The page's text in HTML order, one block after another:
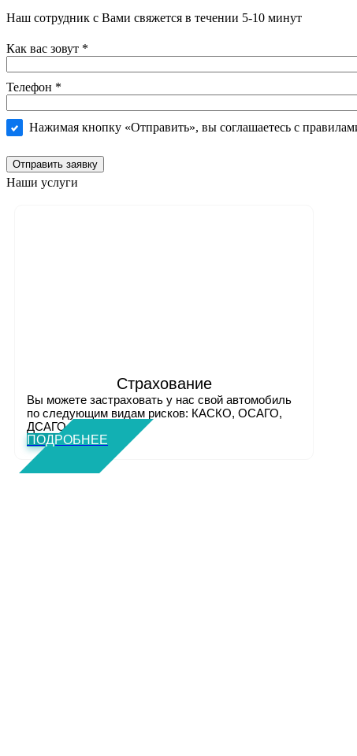
Наш сотрудник с Вами свяжется в течении 5-10 минут
Как вас зовут *
Телефон *
Нажимая кнопку «Отправить», вы соглашаетесь c
Отправить заявку
Наши услуги
Страхование
Вы можете застраховать у нас свой автомобиль
по следующим видам рисков: КАСКО, ОСАГО,
ДСАГО. Полн...
ПОДРОБНЕЕ